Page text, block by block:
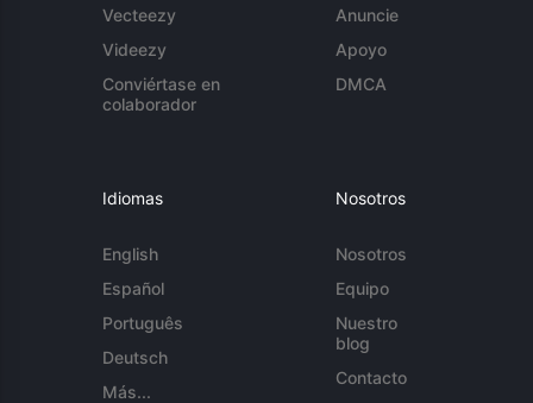
Vecteezy
Videezy
Conviértase en
colaborador
Anuncie
Apoyo
DMCA
Idiomas
English
Español
Português
Deutsch
Más...
Nosotros
Nosotros
Equipo
Nuestro
blog
Contacto